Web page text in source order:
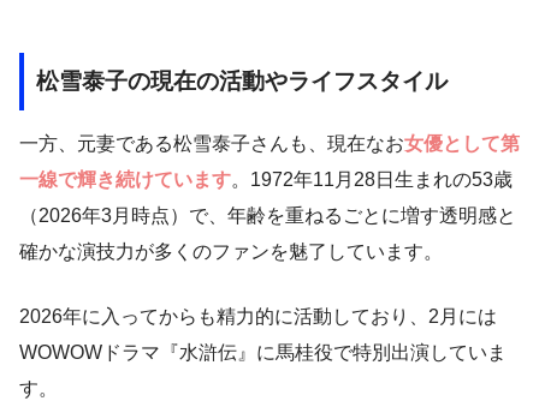
松雪泰子の現在の活動やライフスタイル
一方、元妻である松雪泰子さんも、現在なお女優として第
一線で輝き続けています。1972年11月28日生まれの53歳
（2026年3月時点）で、年齢を重ねるごとに増す透明感と
確かな演技力が多くのファンを魅了しています。
2026年に入ってからも精力的に活動しており、2月には
WOWOWドラマ『水滸伝』に馬桂役で特別出演していま
す。